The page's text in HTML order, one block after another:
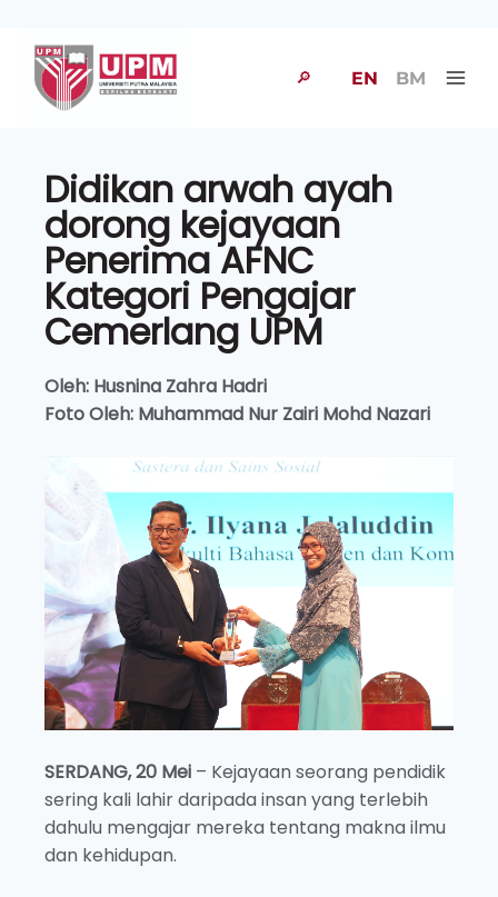
🔎 EN BM
Didikan arwah ayah
dorong kejayaan
Penerima AFNC
Kategori Pengajar
Cemerlang UPM
Oleh: Husnina Zahra Hadri
Foto Oleh: Muhammad Nur Zairi Mohd Nazari
SERDANG, 20 Mei – Kejayaan seorang pendidik
sering kali lahir daripada insan yang terlebih
dahulu mengajar mereka tentang makna ilmu
dan kehidupan.